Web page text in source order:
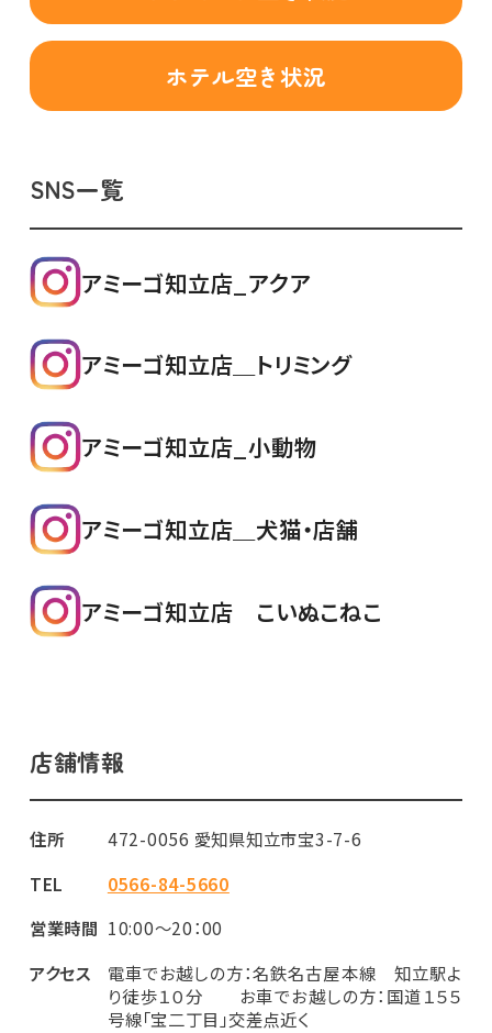
ホテル空き状況
SNS一覧
アミーゴ知立店_アクア
アミーゴ知立店＿トリミング
アミーゴ知立店_小動物
アミーゴ知立店＿犬猫・店舗
アミーゴ知立店 こいぬこねこ
店舗情報
住所
472-0056 愛知県知立市宝3-7-6
TEL
0566-84-5660
営業時間 10:00～20：00
アクセス
電車でお越しの方：名鉄名古屋本線 知立駅よ
り徒歩１０分 お車でお越しの方：国道１５５
号線「宝二丁目」交差点近く